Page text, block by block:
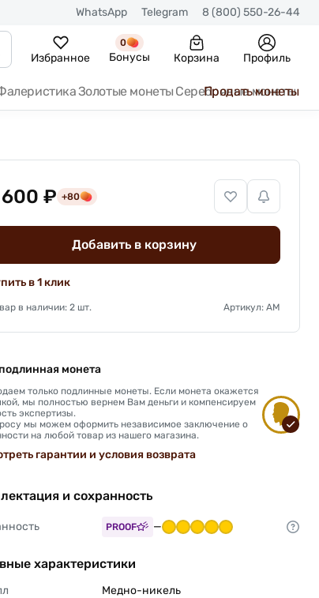
WhatsApp Telegram 8 (800) 550-26-44
Избранное
0
Бонусы Корзина Профиль
Золотые монеты Серебряные монеты
Продать монеты
600 ₽ +80
Добавить в корзину
в 1 клик
в наличии: 2 шт. Артикул: АМ
монета
только подлинные монеты. Если монета окажется
мы полностью вернем Вам деньги и компенсируем
экспертизы.
мы можем оформить независимое заключение о
на любой товар из нашего магазина.
гарантии и условия возврата
и сохранность
PROOF —
характеристики
Медно-никель